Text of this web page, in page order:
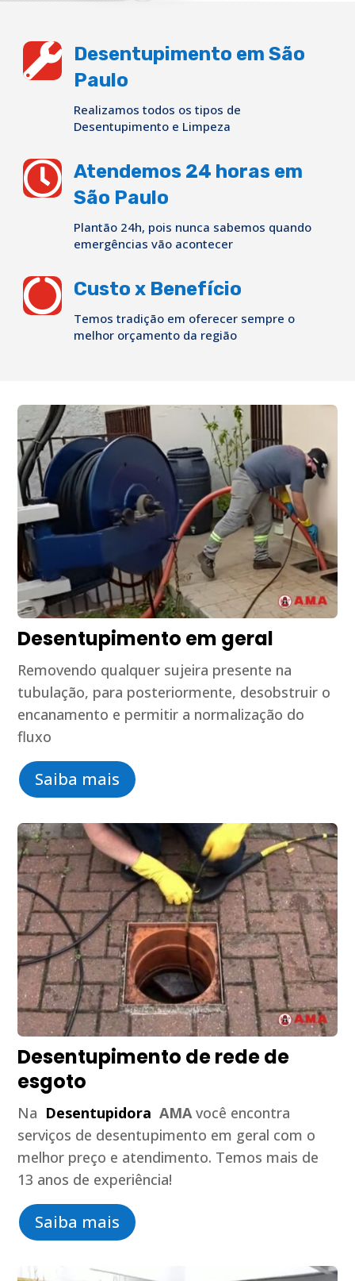

Desentupimento em São
Paulo
Realizamos todos os tipos de
Desentupimento e Limpeza
 Atendemos 24 horas em
São Paulo
Plantão 24h, pois nunca sabemos quando
emergências vão acontecer
 Custo x Benefício
Temos tradição em oferecer sempre o
melhor orçamento da região
Desentupimento em geral
Removendo qualquer sujeira presente na
tubulação, para posteriormente, desobstruir o
encanamento e permitir a normalização do
fluxo
Saiba mais
Desentupimento de rede de
esgoto
Na Desentupidora AMAvocê encontra
serviços de desentupimento em geral com o
melhor preço e atendimento. Temos mais de
13 anos de experiência!
Saiba mais